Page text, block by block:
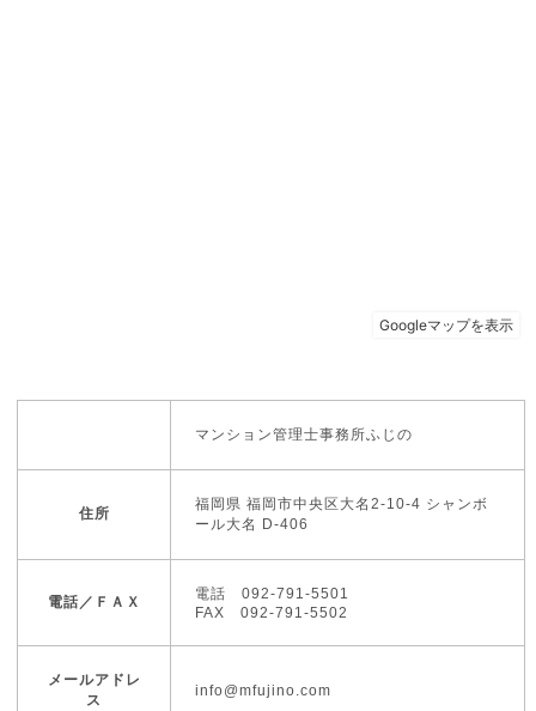
マンション管理士事務所ふじの
住所
福岡県 福岡市中央区大名2-10-4 シャンボ
ール大名 D-406
電話／ＦＡＸ
電話 092-791-5501
FAX 092-791-5502
メールアドレ
ス
info@mfujino.com